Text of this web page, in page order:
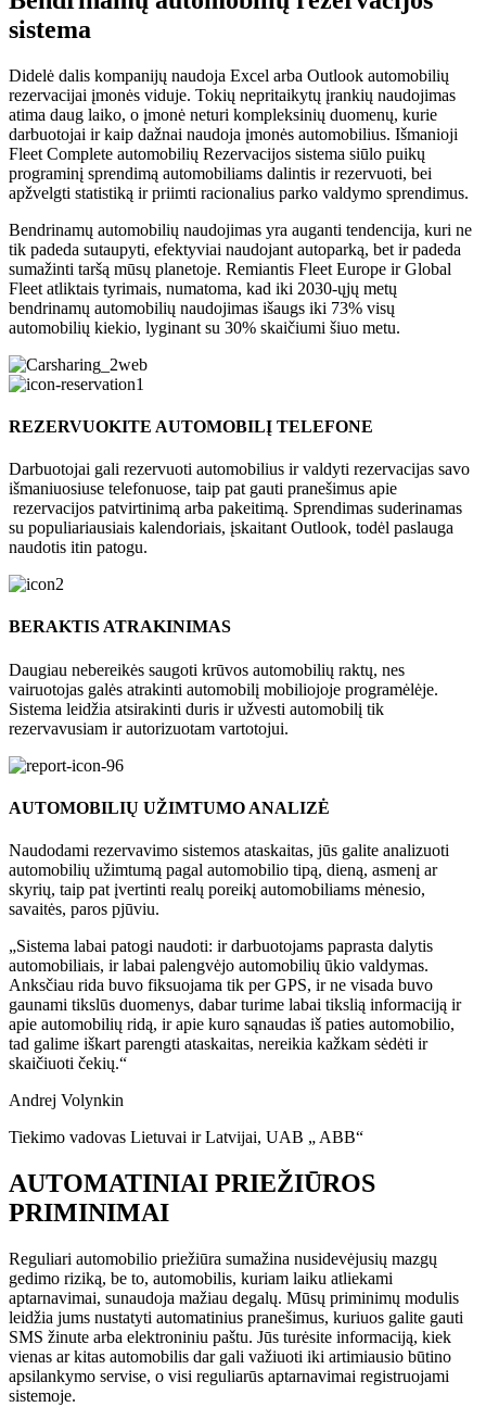
sistema
Didelė dalis kompanijų naudoja Excel arba Outlook automobilių
rezervacijai įmonės viduje. Tokių nepritaikytų įrankių naudojimas
atima daug laiko, o įmonė neturi kompleksinių duomenų, kurie
darbuotojai ir kaip dažnai naudoja įmonės automobilius. Išmanioji
Fleet Complete automobilių Rezervacijos sistema siūlo puikų
programinį sprendimą automobiliams dalintis ir rezervuoti, bei
apžvelgti statistiką ir priimti racionalius parko valdymo sprendimus.
Bendrinamų automobilių naudojimas yra auganti tendencija, kuri ne
tik padeda sutaupyti, efektyviai naudojant autoparką, bet ir padeda
sumažinti taršą mūsų planetoje. Remiantis Fleet Europe ir Global
Fleet atliktais tyrimais, numatoma, kad iki 2030-ųjų metų
bendrinamų automobilių naudojimas išaugs iki 73% visų
automobilių kiekio, lyginant su 30% skaičiumi šiuo metu.
REZERVUOKITE AUTOMOBILĮ TELEFONE
Darbuotojai gali rezervuoti automobilius ir valdyti rezervacijas savo
išmaniuosiuse telefonuose, taip pat gauti pranešimus apie
rezervacijos patvirtinimą arba pakeitimą. Sprendimas suderinamas
su populiariausiais kalendoriais, įskaitant Outlook, todėl paslauga
naudotis itin patogu.
BERAKTIS ATRAKINIMAS
Daugiau nebereikės saugoti krūvos automobilių raktų, nes
vairuotojas galės atrakinti automobilį mobiliojoje programėlėje.
Sistema leidžia atsirakinti duris ir užvesti automobilį tik
rezervavusiam ir autorizuotam vartotojui.
AUTOMOBILIŲ UŽIMTUMO ANALIZĖ
Naudodami rezervavimo sistemos ataskaitas, jūs galite analizuoti
automobilių užimtumą pagal automobilio tipą, dieną, asmenį ar
skyrių, taip pat įvertinti realų poreikį automobiliams mėnesio,
savaitės, paros pjūviu.
„Sistema labai patogi naudoti: ir darbuotojams paprasta dalytis
automobiliais, ir labai palengvėjo automobilių ūkio valdymas.
Anksčiau rida buvo fiksuojama tik per GPS, ir ne visada buvo
gaunami tikslūs duomenys, dabar turime labai tikslią informaciją ir
apie automobilių ridą, ir apie kuro sąnaudas iš paties automobilio,
tad galime iškart parengti ataskaitas, nereikia kažkam sėdėti ir
skaičiuoti čekių.“
Andrej Volynkin
Tiekimo vadovas Lietuvai ir Latvijai, UAB „ ABB“
AUTOMATINIAI PRIEŽIŪROS
PRIMINIMAI
Reguliari automobilio priežiūra sumažina nusidevėjusių mazgų
gedimo riziką, be to, automobilis, kuriam laiku atliekami
aptarnavimai, sunaudoja mažiau degalų. Mūsų priminimų modulis
leidžia jums nustatyti automatinius pranešimus, kuriuos galite gauti
SMS žinute arba elektroniniu paštu. Jūs turėsite informaciją, kiek
vienas ar kitas automobilis dar gali važiuoti iki artimiausio būtino
apsilankymo servise, o visi reguliarūs aptarnavimai registruojami
sistemoje.